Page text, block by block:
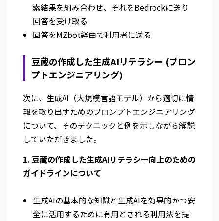
索結果を組み合わせ、それをBedrockに送り
回答を受け取る
回答をMZbot経由で利用者に送る
豆蔵の作成した生成AIリテラシー (プロン
プトエンジニアリング)
次に、生成AI（大規模言語モデル）から適切に情
報を取り出すためのプロンプトエンジニアリング
について、そのテクニックと例を示しながら解説
していただきました。
1. 豆蔵の作成した生成AIリテラシー向上のための
ガイドラインについて
生成AIの基本的な知識と生成AIを効果的かつ安
全に活用するために有用とされる利用法を提